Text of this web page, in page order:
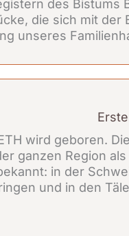
des Bistums
die sich mit der
unseres
wird geboren.
ganzen Region
in der
und in den